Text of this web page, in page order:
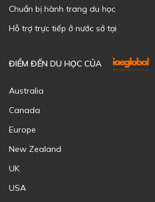
Chuẩn bị hành trang du học
Hỗ trợ trực tiếp ở nước sở tại
ĐIỂM ĐẾN DU HỌC CỦA
Australia
Canada
Europe
New Zealand
UK
USA